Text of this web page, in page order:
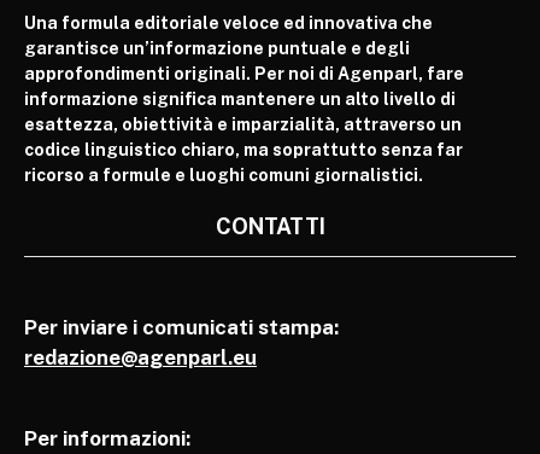
Una formula editoriale veloce ed innovativa che
garantisce un’informazione puntuale e degli
approfondimenti originali. Per noi di Agenparl, fare
informazione significa mantenere un alto livello di
esattezza, obiettività e imparzialità, attraverso un
codice linguistico chiaro, ma soprattutto senza far
ricorso a formule e luoghi comuni giornalistici.
CONTATTI
Per inviare i comunicati stampa:
redazione@agenparl.eu
Per informazioni: